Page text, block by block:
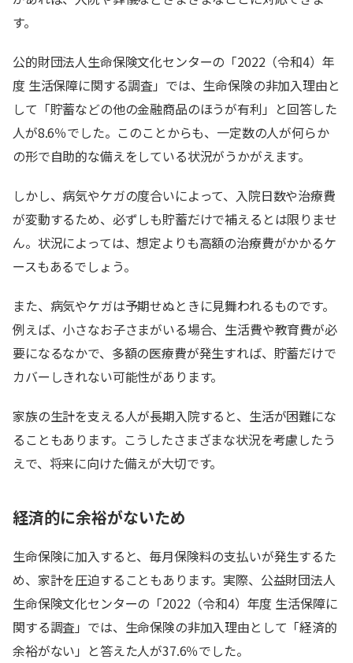
す。
公的財団法人生命保険文化センターの「2022（令和4）年
度 生活保障に関する調査」では、生命保険の非加入理由と
して「貯蓄などの他の金融商品のほうが有利」と回答した
人が8.6％でした。このことからも、一定数の人が何らか
の形で自助的な備えをしている状況がうかがえます。
しかし、病気やケガの度合いによって、入院日数や治療費
が変動するため、必ずしも貯蓄だけで補えるとは限りませ
ん。状況によっては、想定よりも高額の治療費がかかるケ
ースもあるでしょう。
また、病気やケガは予期せぬときに見舞われるものです。
例えば、小さなお子さまがいる場合、生活費や教育費が必
要になるなかで、多額の医療費が発生すれば、貯蓄だけで
カバーしきれない可能性があります。
家族の生計を支える人が長期入院すると、生活が困難にな
ることもあります。こうしたさまざまな状況を考慮したう
えで、将来に向けた備えが大切です。
経済的に余裕がないため
生命保険に加入すると、毎月保険料の支払いが発生するた
め、家計を圧迫することもあります。実際、公益財団法人
生命保険文化センターの「2022（令和4）年度 生活保障に
関する調査」では、生命保険の非加入理由として「経済的
余裕がない」と答えた人が37.6％でした。